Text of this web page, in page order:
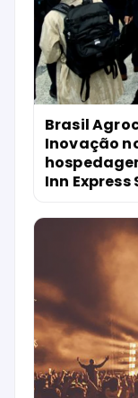
Brasil
Inovação
Inn Express